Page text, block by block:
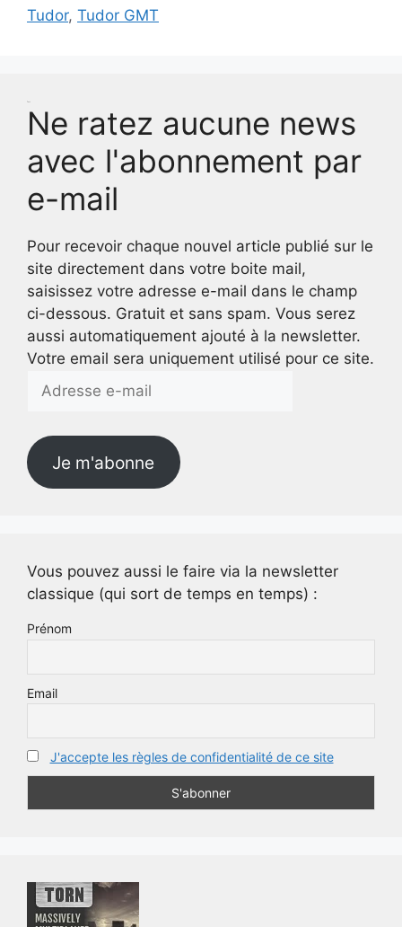
Tudor, Tudor GMT
Ne ratez aucune news
avec l'abonnement par
e-mail
Pour recevoir chaque nouvel article publié sur le
site directement dans votre boite mail,
saisissez votre adresse e-mail dans le champ
ci-dessous. Gratuit et sans spam. Vous serez
aussi automatiquement ajouté à la newsletter.
Votre email sera uniquement utilisé pour ce site.
Adresse
Je m'abonne
Vous pouvez aussi le faire via la newsletter
classique (qui sort de temps en temps) :
Prénom
Email
J'accepte les règles de confidentialité de ce site